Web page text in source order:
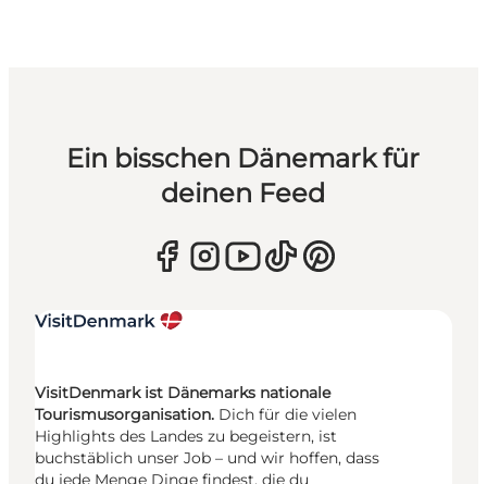
Ein bisschen Dänemark für
deinen Feed
VisitDenmark ist Dänemarks nationale
Tourismusorganisation. Dich für die vielen
Highlights des Landes zu begeistern, ist
buchstäblich unser Job – und wir hoffen, dass
du jede Menge Dinge findest, die du